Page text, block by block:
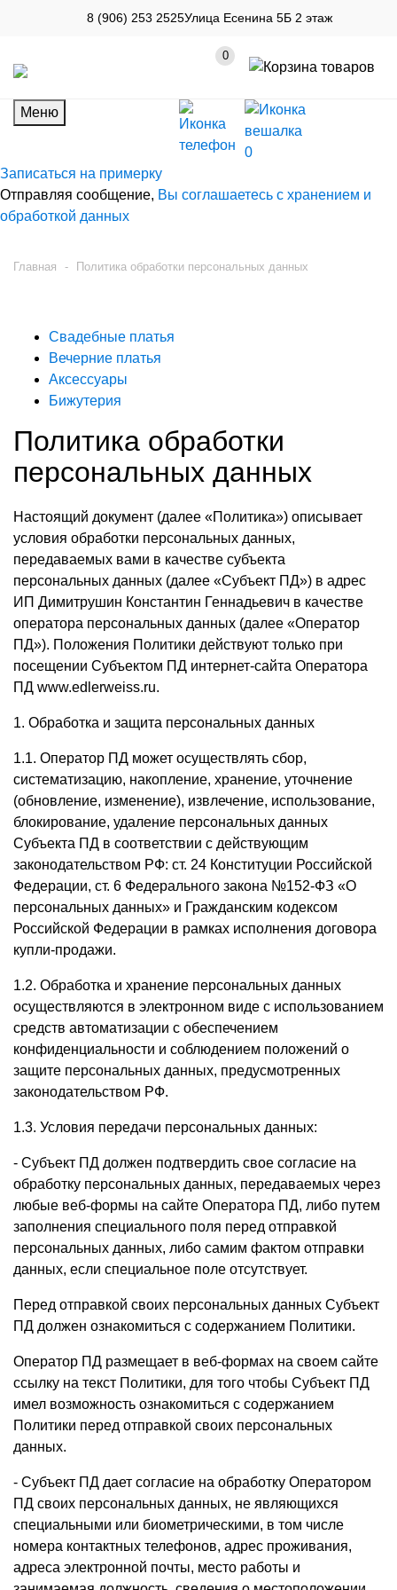
8 (906) 253 2525Улица Есенина 5Б 2 этаж
0
Меню
0
Записаться на примерку
Отправляя сообщение, Вы соглашаетесь с хранением и
обработкой данных
Главная - Политика обработки персональных данных
Свадебные платья
Вечерние платья
Аксессуары
Бижутерия
Политика обработки
персональных данных
Настоящий документ (далее «Политика») описывает
условия обработки персональных данных,
передаваемых вами в качестве субъекта
персональных данных (далее «Субъект ПД») в адрес
ИП Димитрушин Константин Геннадьевич в качестве
оператора персональных данных (далее «Оператор
ПД»). Положения Политики действуют только при
посещении Субъектом ПД интернет-сайта Оператора
ПД www.edlerweiss.ru.
1. Обработка и защита персональных данных
1.1. Оператор ПД может осуществлять сбор,
систематизацию, накопление, хранение, уточнение
(обновление, изменение), извлечение, использование,
блокирование, удаление персональных данных
Субъекта ПД в соответствии с действующим
законодательством РФ: ст. 24 Конституции Российской
Федерации, ст. 6 Федерального закона №152-ФЗ «О
персональных данных» и Гражданским кодексом
Российской Федерации в рамках исполнения договора
купли-продажи.
1.2. Обработка и хранение персональных данных
осуществляются в электронном виде с использованием
средств автоматизации с обеспечением
конфиденциальности и соблюдением положений о
защите персональных данных, предусмотренных
законодательством РФ.
1.3. Условия передачи персональных данных:
- Субъект ПД должен подтвердить свое согласие на
обработку персональных данных, передаваемых через
любые веб-формы на сайте Оператора ПД, либо путем
заполнения специального поля перед отправкой
персональных данных, либо самим фактом отправки
данных, если специальное поле отсутствует.
Перед отправкой своих персональных данных Субъект
ПД должен ознакомиться с содержанием Политики.
Оператор ПД размещает в веб-формах на своем сайте
ссылку на текст Политики, для того чтобы Субъект ПД
имел возможность ознакомиться с содержанием
Политики перед отправкой своих персональных
данных.
- Субъект ПД дает согласие на обработку Оператором
ПД своих персональных данных, не являющихся
специальными или биометрическими, в том числе
номера контактных телефонов, адрес проживания,
адреса электронной почты, место работы и